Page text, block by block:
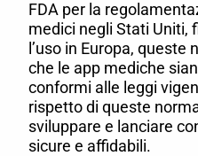
FDA per la
medici negli Stati Uniti,
l’uso in Europa,
che le app mediche
conformi alle leggi
rispetto di queste
sviluppare e lanciare
sicure e affidabili.